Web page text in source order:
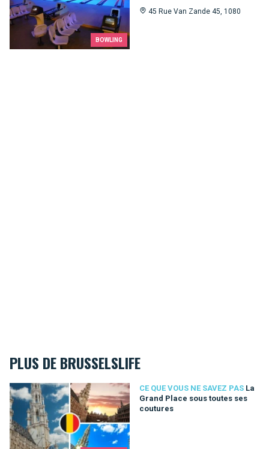
BOWLING
45 Rue Van Zande 45, 1080
PLUS DE BRUSSELSLIFE
CE QUE VOUS NE SAVEZ PAS La
Grand Place sous toutes ses
coutures
La Grand Place sous toutes ses coutures